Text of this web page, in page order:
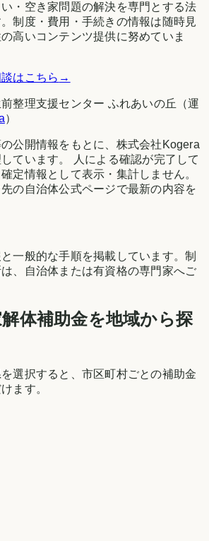
・空き家問題の解決を専門とする法
制度・費用・手続きの情報は随時見
高いコンテンツ提供に努めていま
はこちら →
前整理支援センター ふれあいの丘（運
）
公開情報をもとに、株式会社Kogera
ています。 人による確認が完了して
定情報として表示・集計しません。
の自治体公式ページで最新の内容を
一般的な手順を掲載しています。制
、自治体または有資格の専門家へご
体補助金を地域から探
選択すると、市区町村ごとの補助金
ます。